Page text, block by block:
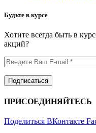
Будьте в курсе
Хотите всегда быть в
акций?
ПРИСОЕДИНЯЙТЕСЬ
Поделиться ВКонтакте